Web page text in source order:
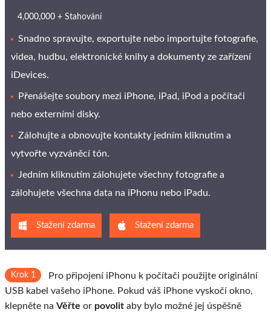
4,000,000 + Stahování
Snadno spravujte, exportujte nebo importujte fotografie,
videa, hudbu, elektronické knihy a dokumenty ze zařízení
iDevices.
Přenášejte soubory mezi iPhone, iPad, iPod a počítači
nebo externími disky.
Zálohujte a obnovujte kontakty jedním kliknutím a
vytvořte vyzváněcí tón.
Jedním kliknutím zálohujete všechny fotografie a
zálohujete všechna data na iPhonu nebo iPadu.
Stažení zdarma Stažení zdarma
Krok 1
Pro připojení iPhonu k počítači použijte originální
USB kabel vašeho iPhone. Pokud váš iPhone vyskočí okno,
klepněte na Věřte or povolit aby bylo možné jej úspěšně